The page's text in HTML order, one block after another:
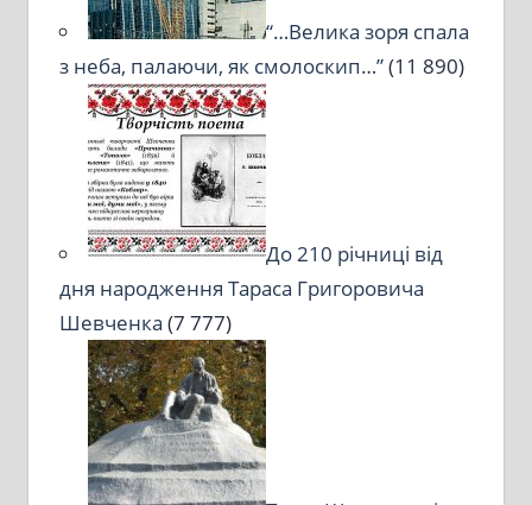
“…Велика зоря спала
з неба, палаючи, як смолоскип…”(11 890)
До 210 річниці від
дня народження Тараса Григоровича
Шевченка (7 777)